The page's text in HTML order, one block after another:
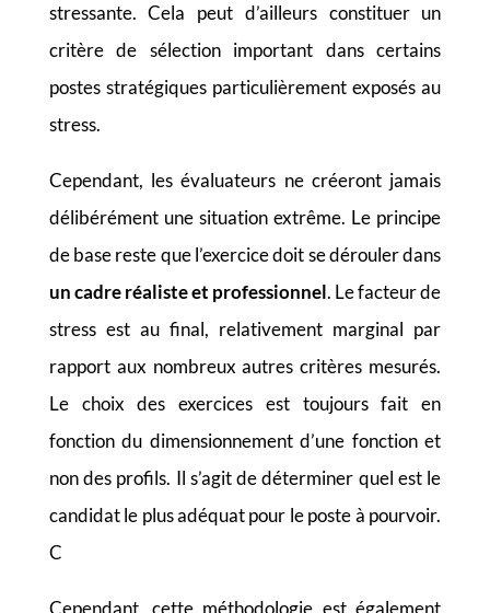
stressante. Cela peut d’ailleurs constituer un
critère de sélection important dans certains
postes stratégiques particulièrement exposés au
stress.
Cependant, les évaluateurs ne créeront jamais
délibérément une situation extrême. Le principe
de base reste que l’exercice doit se dérouler dans
un cadre réaliste et professionnel. Le facteur de
stress est au final, relativement marginal par
rapport aux nombreux autres critères mesurés.
Le choix des exercices est toujours fait en
fonction du dimensionnement d’une fonction et
non des profils. Il s’agit de déterminer quel est le
candidat le plus adéquat pour le poste à pourvoir.
C
Cependant, cette méthodologie est également